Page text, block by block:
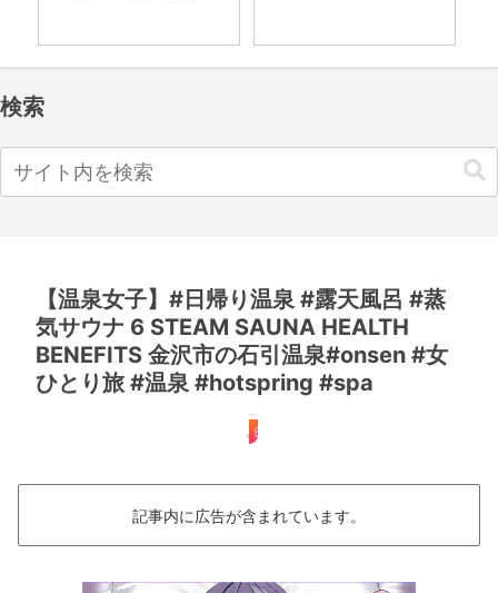
検索
【温泉女子】#日帰り温泉 #露天風呂 #蒸
気サウナ 6 STEAM SAUNA HEALTH
BENEFITS 金沢市の石引温泉#onsen #女
ひとり旅 #温泉 #hotspring #spa
日帰り
記事内に広告が含まれています。